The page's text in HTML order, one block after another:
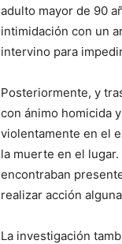
adulto mayor de 90
intimidación con un
intervino para
Posteriormente, y
con ánimo homicida
violentamente en el
la muerte en el
encontraban
realizar acción
La investigación